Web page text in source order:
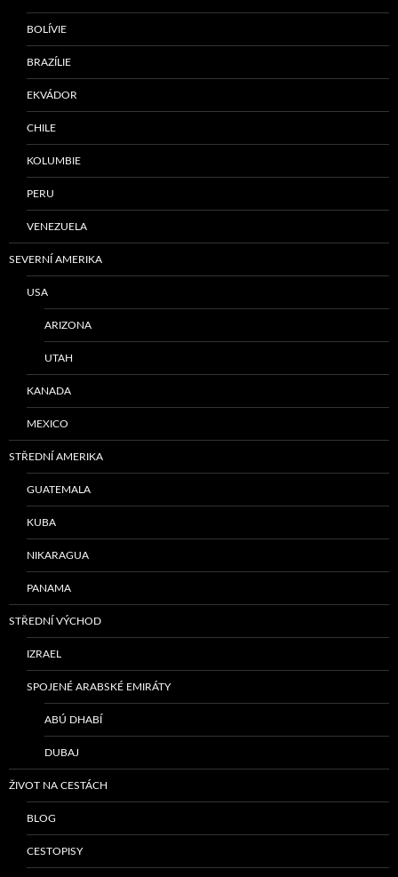
BOLÍVIE
BRAZÍLIE
EKVÁDOR
CHILE
KOLUMBIE
PERU
VENEZUELA
SEVERNÍ AMERIKA
USA
ARIZONA
UTAH
KANADA
MEXICO
STŘEDNÍ AMERIKA
GUATEMALA
KUBA
NIKARAGUA
PANAMA
STŘEDNÍ VÝCHOD
IZRAEL
SPOJENÉ ARABSKÉ EMIRÁTY
ABÚ DHABÍ
DUBAJ
ŽIVOT NA CESTÁCH
BLOG
CESTOPISY